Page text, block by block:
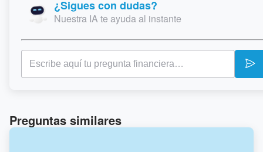
¿Sigues con dudas?
Nuestra IA te ayuda al instante
Preguntas similares